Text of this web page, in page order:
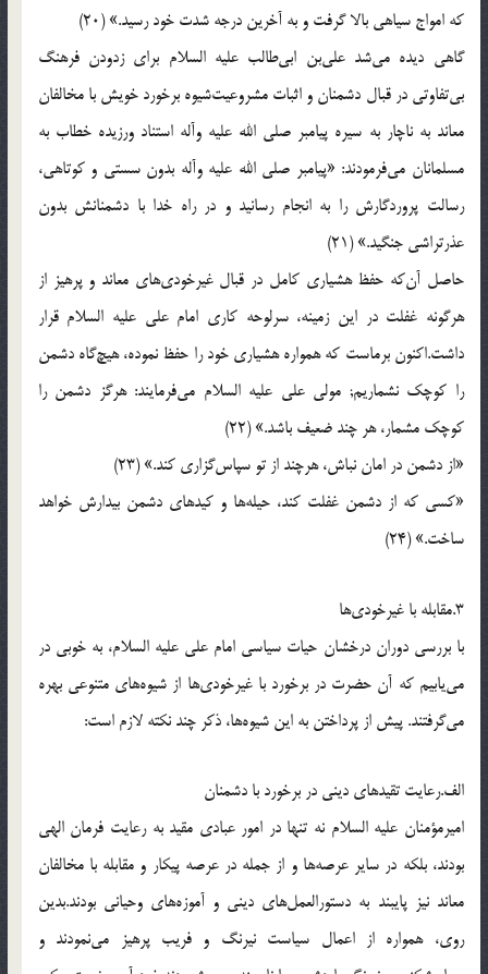
كه امواج سیاهی بالا گرفت و به آخرین درجه شدت خود رسید.» (20)
گاهی دیده می‌شد علی‌بن ابی‌طالب علیه السلام برای زدودن فرهنگ
بی‌تفاوتی در قبال دشمنان و اثبات مشروعیت‌شیوه برخورد خویش با مخالفان
معاند به ناچار به سیره پیامبر صلی الله علیه وآله استناد ورزیده خطاب به
مسلمانان می‌فرمودند: «پیامبر صلی الله علیه وآله بدون سستی و كوتاهی،
رسالت پروردگارش را به انجام رسانید و در راه خدا با دشمنانش بدون
عذرتراشی جنگید.» (21)
حاصل آن‌كه حفظ هشیاری كامل در قبال غیرخودی‌های معاند و پرهیز از
هرگونه غفلت در این زمینه، سرلوحه كاری امام علی علیه السلام قرار
داشت.اكنون برماست كه همواره هشیاری خود را حفظ نموده، هیچ‌گاه دشمن
را كوچك نشماریم; مولی علی علیه السلام می‌فرمایند: هرگز دشمن را
كوچك مشمار، هر چند ضعیف باشد.» (22)
«از دشمن در امان نباش، هرچند از تو سپاس‌گزاری كند.» (23)
«كسی كه از دشمن غفلت كند، حیله‌ها و كیدهای دشمن بیدارش خواهد
ساخت.» (24)
3.مقابله با غیرخودی‌ها
با بررسی دوران درخشان حیات سیاسی امام علی علیه السلام، به خوبی در
می‌یابیم كه آن حضرت در برخورد با غیرخودی‌ها از شیوه‌های متنوعی بهره
می‌گرفتند. پیش از پرداختن به این شیوه‌ها، ذكر چند نكته لازم است:
الف.رعایت تقیدهای دینی در برخورد با دشمنان
امیرمؤمنان علیه السلام نه تنها در امور عبادی مقید به رعایت فرمان الهی
بودند، بلكه در سایر عرصه‌ها و از جمله در عرصه پیكار و مقابله با مخالفان
معاند نیز پایبند به دستورالعمل‌های دینی و آموزه‌های وحیانی بودند.بدین
روی، همواره از اعمال سیاست نیرنگ و فریب پرهیز می‌نمودند و